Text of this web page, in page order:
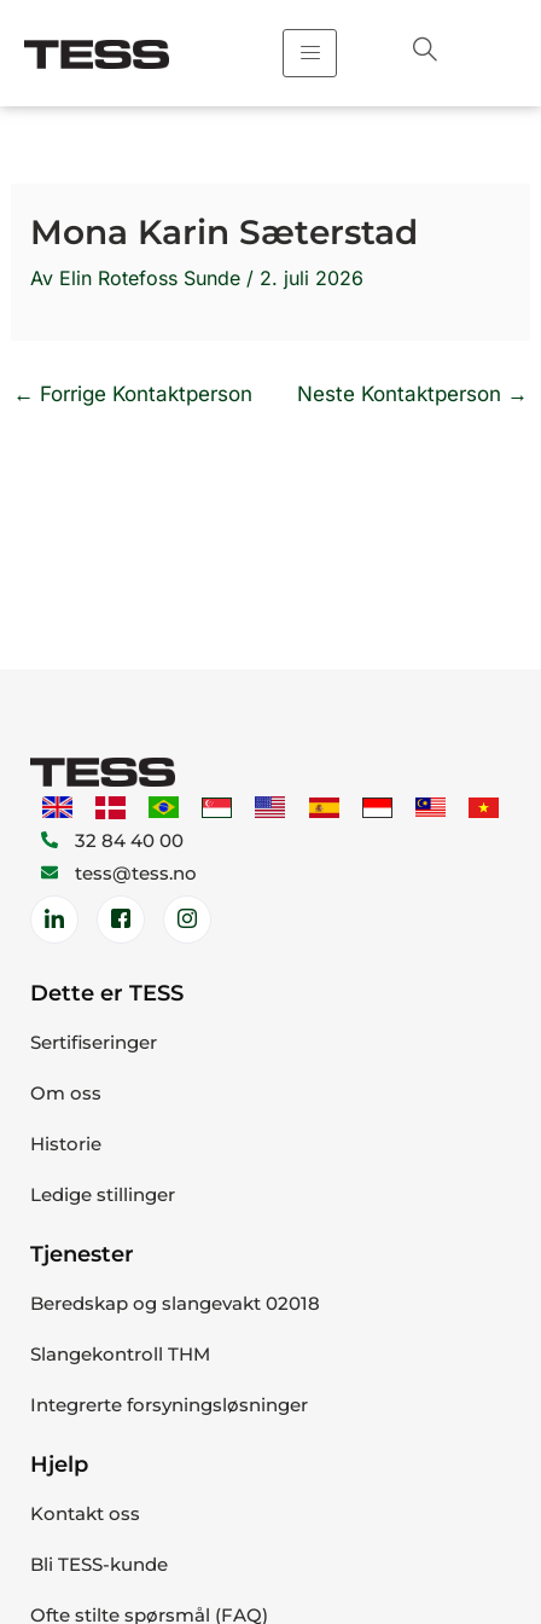
rett
Mona Karin Sæterstad
Av Elin Rotefoss Sunde / 2. juli 2026
← Forrige Kontaktperson Neste Kontaktperson →
32 84 40 00
tess@tess.no
Dette er TESS
Sertifiseringer
Om oss
Historie
Ledige stillinger
Tjenester
Beredskap og slangevakt 02018
Slangekontroll THM
Integrerte forsyningsløsninger
Hjelp
Kontakt oss
Bli TESS-kunde
Ofte stilte spørsmål (FAQ)